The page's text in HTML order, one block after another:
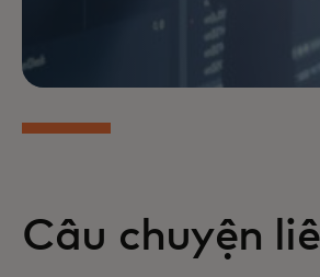
Câu chuyện